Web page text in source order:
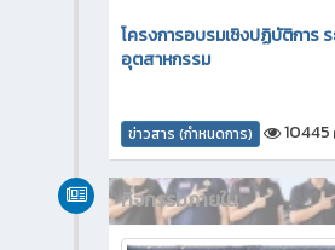
โครงการอบรมเชิงปฏิบัติการ
อุตสาหกรรม
ข่าวสาร (กำหนดการ) 10445
กิจกรรมภายใน